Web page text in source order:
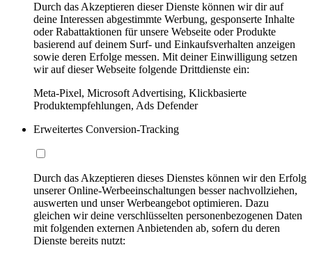
Durch das Akzeptieren dieser Dienste können wir dir auf
deine Interessen abgestimmte Werbung, gesponserte Inhalte
oder Rabattaktionen für unsere Webseite oder Produkte
basierend auf deinem Surf- und Einkaufsverhalten anzeigen
sowie deren Erfolge messen. Mit deiner Einwilligung setzen
wir auf dieser Webseite folgende Drittdienste ein:
Meta-Pixel, Microsoft Advertising, Klickbasierte
Produktempfehlungen, Ads Defender
Erweitertes Conversion-Tracking
Durch das Akzeptieren dieses Dienstes können wir den Erfolg
unserer Online-Werbeeinschaltungen besser nachvollziehen,
auswerten und unser Werbeangebot optimieren. Dazu
gleichen wir deine verschlüsselten personenbezogenen Daten
mit folgenden externen Anbietenden ab, sofern du deren
Dienste bereits nutzt: